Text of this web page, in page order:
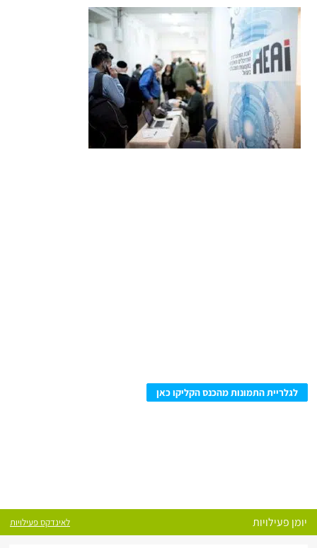
לגלריית התמונות מהכנס הקליקו כאן
יומן פעילויות לאינדקס פעילויות